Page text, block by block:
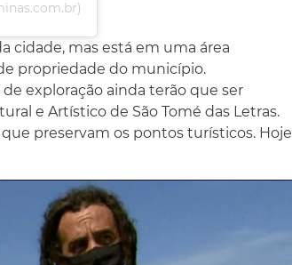
cidade, mas está em uma área
propriedade do município.
exploração ainda terão que ser
e Artístico de São Tomé das Letras.
preservam os pontos turísticos. Hoje